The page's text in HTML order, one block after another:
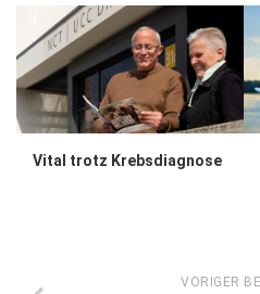
Forum Gesundheit
Allgemein
Sehen
Innovationen
Vital trotz Krebsdiagnose
VORIGER